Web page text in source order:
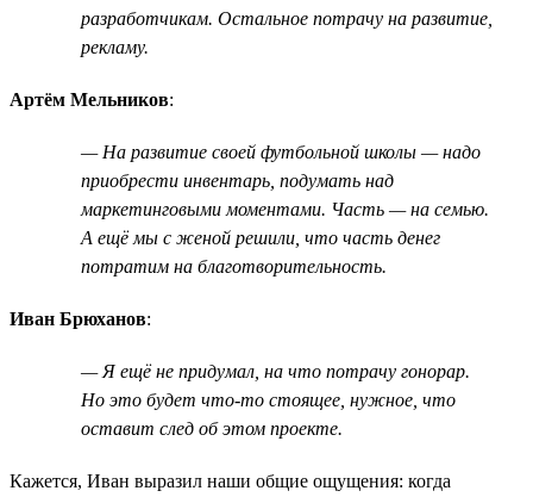
разработчикам. Остальное потрачу на развитие,
рекламу.
Артём Мельников:
— На развитие своей футбольной школы — надо
приобрести инвентарь, подумать над
маркетинговыми моментами. Часть — на семью.
А ещё мы с женой решили, что часть денег
потратим на благотворительность.
Иван Брюханов:
— Я ещё не придумал, на что потрачу гонорар.
Но это будет что-то стоящее, нужное, что
оставит след об этом проекте.
Кажется, Иван выразил наши общие ощущения: когда